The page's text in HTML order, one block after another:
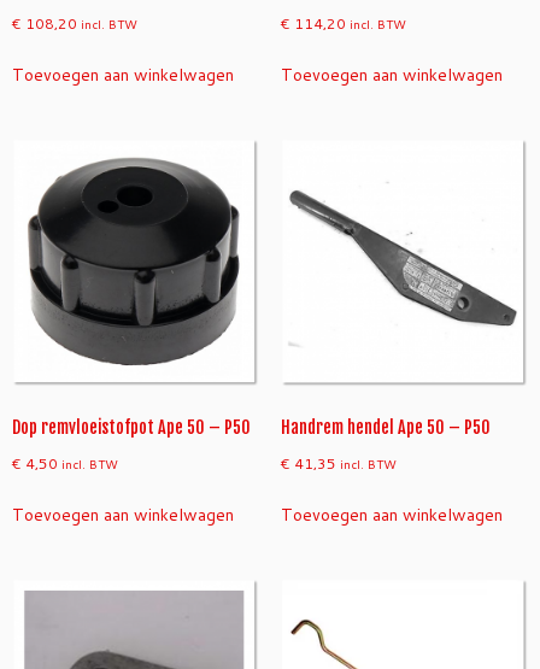
€ 108,20 incl. BTW
Toevoegen aan winkelwagen
€ 114,20 incl. BTW
Toevoegen aan winkelwagen
Dop remvloeistofpot Ape 50 – P50
€ 4,50 incl. BTW
Toevoegen aan winkelwagen
Handrem hendel Ape 50 – P50
€ 41,35 incl. BTW
Toevoegen aan winkelwagen